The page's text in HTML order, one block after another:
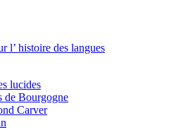
l’ histoire des langues
lucides
de Bourgogne
Carver